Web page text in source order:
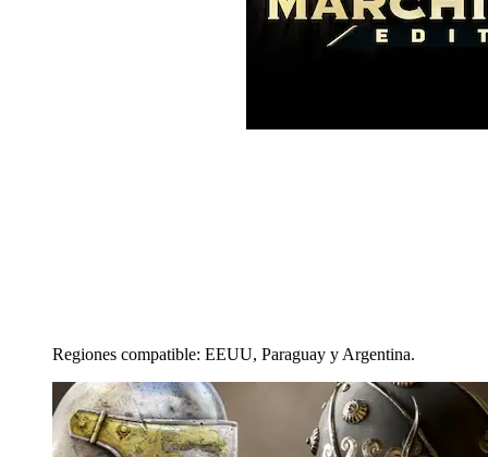
Regiones compatible: EEUU, Paraguay y Argentina.